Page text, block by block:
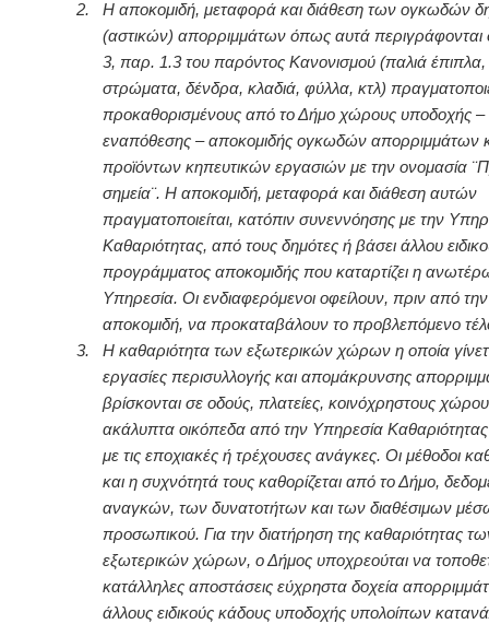
2.
Η αποκομιδή, μεταφορά και διάθεση των ογκωδών
(αστικών) απορριμμάτων όπως αυτά περιγράφονται
3, παρ. 1.3 του παρόντος Κανονισμού (παλιά έπιπλα,
στρώματα, δένδρα, κλαδιά, φύλλα, κτλ)
προκαθορισμένους από το Δήμο χώρους υποδοχής –
εναπόθεσης – αποκομιδής ογκωδών απορριμμάτων
προϊόντων κηπευτικών εργασιών με την ονομασία
σημεία¨. Η αποκομιδή, μεταφορά και διάθεση αυτών
πραγματοποιείται, κατόπιν συνεννόησης με την
Καθαριότητας, από τους δημότες ή βάσει άλλου
προγράμματος αποκομιδής που καταρτίζει η
Υπηρεσία. Οι ενδιαφερόμενοι οφείλουν, πριν από την
αποκομιδή, να προκαταβάλουν το προβλεπόμενο
3.
Η καθαριότητα των εξωτερικών χώρων η οποία
εργασίες περισυλλογής και απομάκρυνσης
βρίσκονται σε οδούς, πλατείες, κοινόχρηστους
ακάλυπτα οικόπεδα από την Υπηρεσία
με τις εποχιακές ή τρέχουσες ανάγκες. Οι μέθοδοι
και η συχνότητά τους καθορίζεται από το Δήμο,
αναγκών, των δυνατοτήτων και των διαθέσιμων
προσωπικού. Για την διατήρηση της καθαριότητας
εξωτερικών χώρων, ο Δήμος υποχρεούται να
κατάλληλες αποστάσεις εύχρηστα δοχεία
άλλους ειδικούς κάδους υποδοχής υπολοίπων